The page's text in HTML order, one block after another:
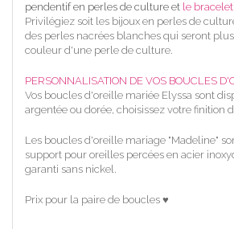
pendentif en perles de culture et le
Privilégiez soit les bijoux en perles de
des perles nacrées blanches qui seront
couleur d'une perle de culture.
PERSONNALISATION DE VOS BOUCLES
Vos boucles d'oreille mariée Elyssa sont
argentée ou dorée, choisissez votre finition
Les boucles d'oreille mariage "Madeline"
support pour oreilles percées en acier
garanti sans nickel.
Prix pour la paire de boucles ♥